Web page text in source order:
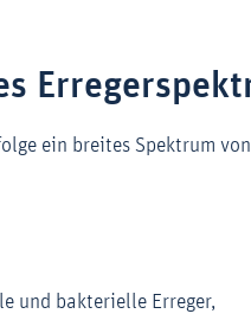
ein breites Spektrum von
und bakterielle Erreger,